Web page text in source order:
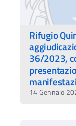
Rifugio
36/2023,
14 Gennaio